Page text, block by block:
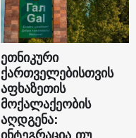
ეთნიკური
ქართველებისთვის
აფხაზეთის
მოქალაქეობის
აღდგენა: